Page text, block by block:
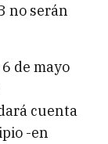
no serán
de mayo
cuenta
-en